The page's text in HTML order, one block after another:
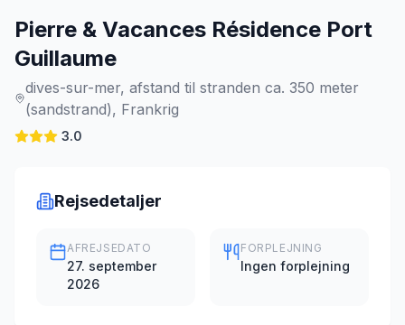
Pierre & Vacances Résidence Port
Guillaume
dives-sur-mer, afstand til stranden ca. 350 meter
(sandstrand), Frankrig
3.0
Rejsedetaljer
AFREJSEDATO
27. september
2026
FORPLEJNING
Ingen forplejning